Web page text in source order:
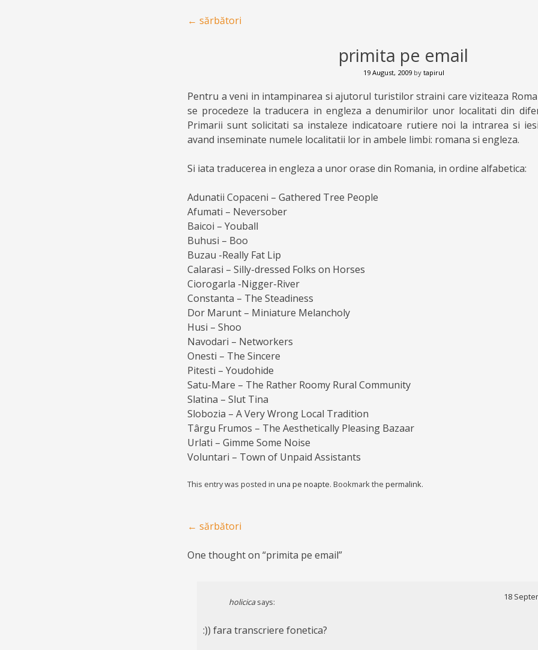
Post navigation
← sărbători
primita pe email
19 August, 2009by tapirul
Pentru a veni in intampinarea si ajutorul turistilor straini care viziteaza
se procedeze la traducera in engleza a denumirilor unor localitati din
Primarii sunt solicitati sa instaleze indicatoare rutiere noi la intrarea si
avand inseminate numele localitatii lor in ambele limbi: romana si engleza.
Si iata traducerea in engleza a unor orase din Romania, in ordine alfabetica:
Adunatii Copaceni – Gathered Tree People
Afumati – Neversober
Baicoi – Youball
Buhusi – Boo
Buzau -Really Fat Lip
Calarasi – Silly-dressed Folks on Horses
Ciorogarla -Nigger-River
Constanta – The Steadiness
Dor Marunt – Miniature Melancholy
Husi – Shoo
Navodari – Networkers
Onesti – The Sincere
Pitesti – Youdohide
Satu-Mare – The Rather Roomy Rural Community
Slatina – Slut Tina
Slobozia – A Very Wrong Local Tradition
Târgu Frumos – The Aesthetically Pleasing Bazaar
Urlati – Gimme Some Noise
Voluntari – Town of Unpaid Assistants
This entry was posted in una pe noapte. Bookmark the permalink.
Post navigation
← sărbători
One thought on “primita pe email”
holicica says:
18
:)) fara transcriere fonetica?